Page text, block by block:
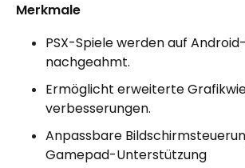
Merkmale
PSX-Spiele werden auf
nachgeahmt.
Ermöglicht erweiterte
verbesserungen.
Anpassbare
Gamepad-Unterstützung